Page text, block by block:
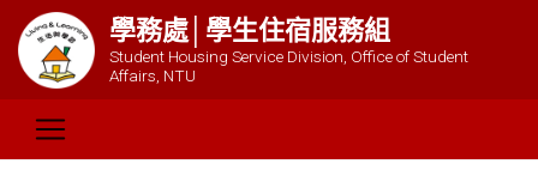
學務處│學生住宿服務組
Student Housing Service Division, Office of Student
Affairs, NTU